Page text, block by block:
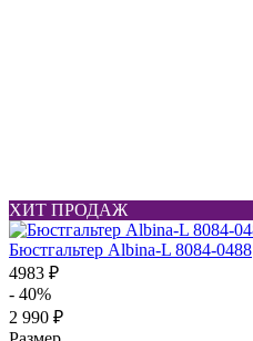
ХИТ ПРОДАЖ
Бюстгальтер Albina-L 8084-0488
4983 ₽
- 40%
2 990 ₽